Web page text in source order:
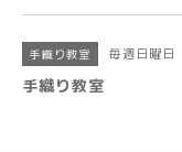
手織り教室 毎週日曜日
手織り教室